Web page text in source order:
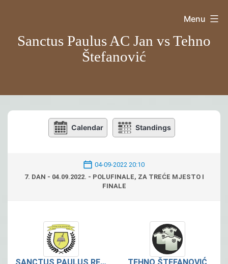
content
Menu
Sanctus Paulus AC Jan vs Tehno
Štefanović
Calendar Standings
04-09-2022 20:10
7. DAN - 04.09.2022. - POLUFINALE, ZA TREĆE MJESTO I
FINALE